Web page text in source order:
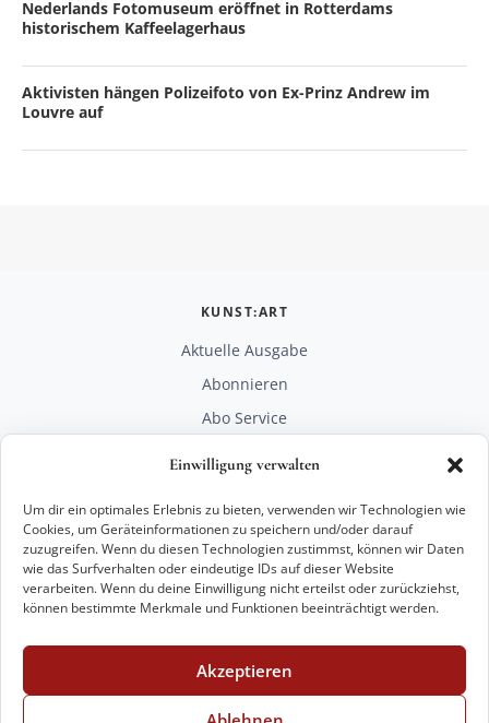
Einwilligung verwalten
Um dir ein optimales Erlebnis zu bieten, verwenden wir Technologien wie
Cookies, um Geräteinformationen zu speichern und/oder darauf
zuzugreifen. Wenn du diesen Technologien zustimmst, können wir Daten
wie das Surfverhalten oder eindeutige IDs auf dieser Website
verarbeiten. Wenn du deine Einwilligung nicht erteilst oder zurückziehst,
können bestimmte Merkmale und Funktionen beeinträchtigt werden.
Akzeptieren
Nederlands Fotomuseum eröffnet in Rotterdams
historischem Kaffeelagerhaus
Aktivisten hängen Polizeifoto von Ex-Prinz Andrew im
Louvre auf
KUNST:ART
Aktuelle Ausgabe
Abonnieren
Abo Service
RECHTLICHES
Impressum
Datenschutz
KONTAKT
+49 221 29 28 27 21